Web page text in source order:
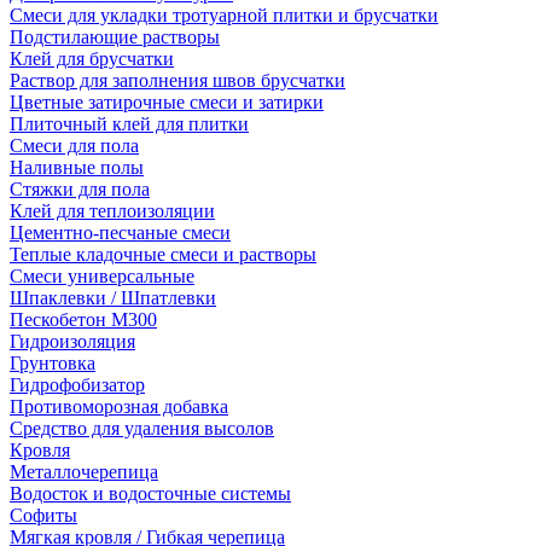
Смеси для укладки тротуарной плитки и брусчатки
Подстилающие растворы
Клей для брусчатки
Раствор для заполнения швов брусчатки
Цветные затирочные смеси и затирки
Плиточный клей для плитки
Смеси для пола
Наливные полы
Стяжки для пола
Клей для теплоизоляции
Цементно-песчаные смеси
Теплые кладочные смеси и растворы
Смеси универсальные
Шпаклевки / Шпатлевки
Пескобетон М300
Гидроизоляция
Грунтовка
Гидрофобизатор
Противоморозная добавка
Средство для удаления высолов
Кровля
Металлочерепица
Водосток и водосточные системы
Софиты
Мягкая кровля / Гибкая черепица